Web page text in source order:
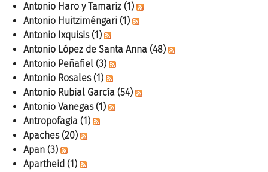
Antonio Haro y Tamariz (1)
Antonio Huitziméngari (1)
Antonio Ixquisis (1)
Antonio López de Santa Anna (48)
Antonio Peñafiel (3)
Antonio Rosales (1)
Antonio Rubial García (54)
Antonio Vanegas (1)
Antropofagia (1)
Apaches (20)
Apan (3)
Apartheid (1)